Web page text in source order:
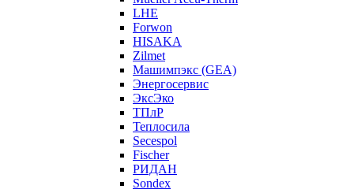
LHE
Forwon
HISAKA
Zilmet
Машимпэкс (GEA)
Энергосервис
ЭксЭко
ТПлР
Теплосила
Secespol
Fischer
РИДАН
Sondex